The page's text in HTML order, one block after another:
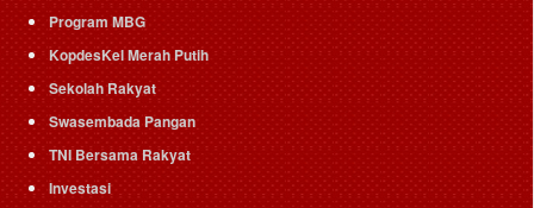
Program MBG
KopdesKel Merah Putih
Sekolah Rakyat
Swasembada Pangan
TNI Bersama Rakyat
Investasi